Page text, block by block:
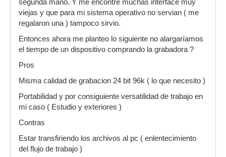
segunda mano. Y me encontre muchas interface muy
viejas y que para mi sistema operativo no servian ( me
regalaron una ) tampoco sirvio.
Entonces ahora me planteo lo siguiente no alargaríamos
el tiempo de un dispositivo comprando la grabadora ?
Pros
Misma calidad de grabacion 24 bit 96k ( lo que necesito )
Portabilidad y por consiguiente versatilidad de trabajo en
mi caso ( Estudio y exteriores )
Contras
Estar transfiriendo los archivos al pc ( enlentecimiento
del flujo de trabajo )